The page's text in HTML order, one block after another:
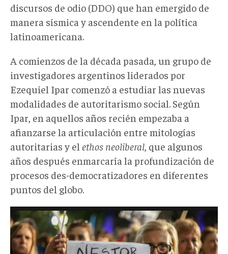
discursos de odio (DDO) que han emergido de
manera sísmica y ascendente en la política
latinoamericana.
A comienzos de la década pasada, un grupo de
investigadores argentinos liderados por
Ezequiel Ipar comenzó a estudiar las nuevas
modalidades de autoritarismo social. Según
Ipar, en aquellos años recién empezaba a
afianzarse la articulación entre mitologías
autoritarias y el ethos neoliberal , que algunos
años después enmarcaría la profundización de
procesos des-democratizadores en diferentes
puntos del globo.
Odio
CFK
3.jpg